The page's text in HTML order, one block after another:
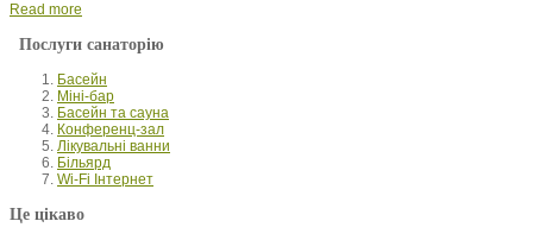
Read more
Послуги санаторію
Басейн
Міні-бар
Басейн та сауна
Конференц-зал
Лікувальні ванни
Більярд
Wi-Fi Інтернет
Це цікаво